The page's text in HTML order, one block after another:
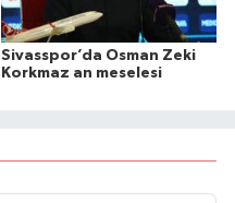
Sivasspor’da Osman Zeki
Korkmaz an meselesi